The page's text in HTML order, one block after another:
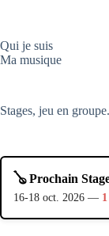
Qui je suis
Ma musique
Stages, jeu en groupe.
🪕 Prochain
16-18 oct. 2026 —